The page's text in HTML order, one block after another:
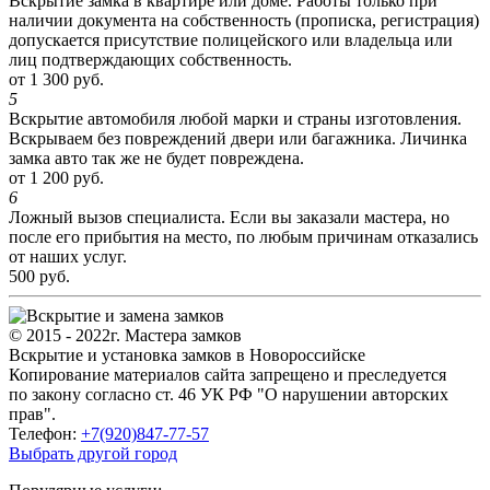
наличии документа на собственность (прописка, регистрация)
допускается присутствие полицейского или владельца или
лиц подтверждающих собственность.
от 1 300 руб.
5
Вскрытие автомобиля любой марки и страны изготовления.
Вскрываем без повреждений двери или багажника. Личинка
замка авто так же не будет повреждена.
от 1 200 руб.
6
Ложный вызов специалиста. Если вы заказали мастера, но
после его прибытия на место, по любым причинам отказались
от наших услуг.
500 руб.
© 2015 - 2022г. Мастера замков
Вскрытие и установка замков в Новороссийске
Копирование материалов сайта запрещено и преследуется
по закону согласно ст. 46 УК РФ "О нарушении авторских
прав".
Телефон: +7(920)847-77-57
Выбрать другой город